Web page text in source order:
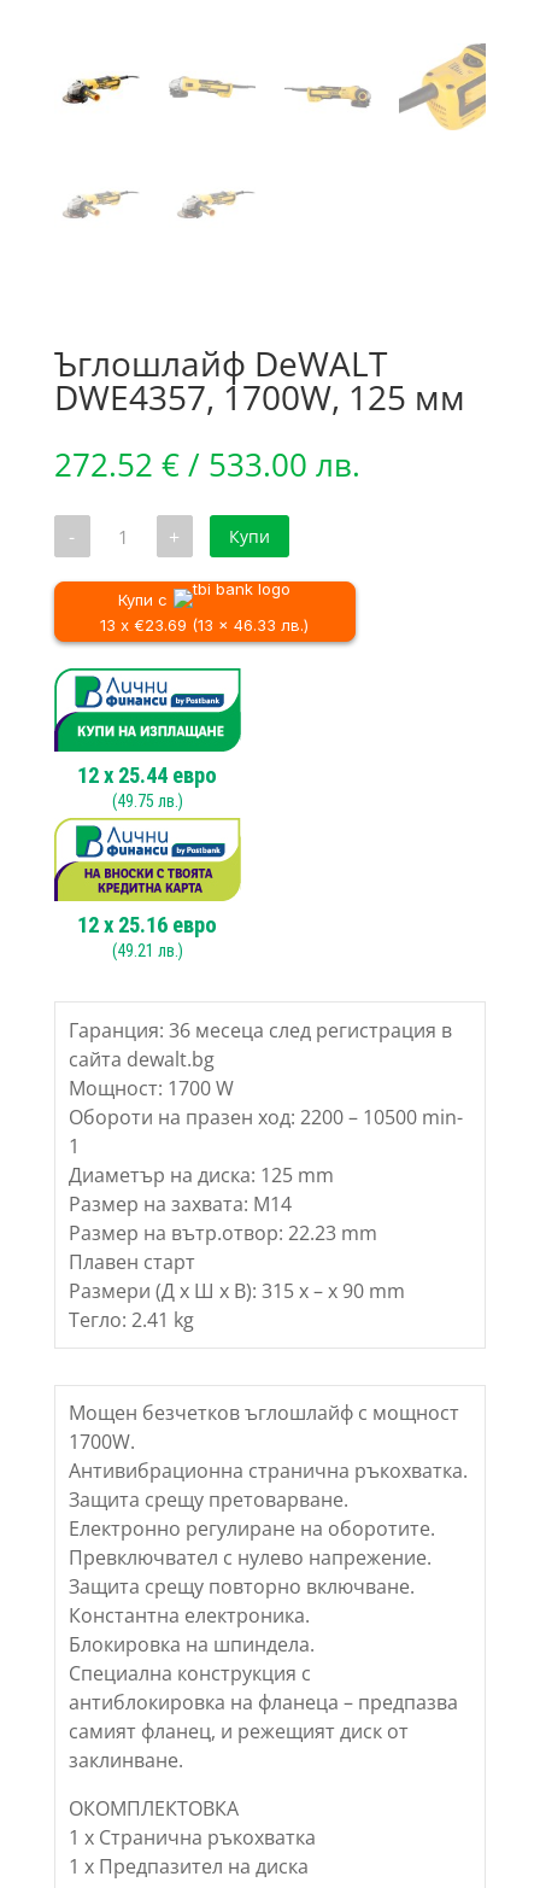
Ъглошлайф DeWALT
DWE4357, 1700W, 125 мм
272.52 €/ 533.00 лв.
- количество
Ъглошлайф
DeWALT
DWE4357,
1700W,
125
+ Купи
Купи с
13 x €23.69 (13 x 46.33 лв.)
12x 25.44 евро
(49.75 лв.)
12x 25.16 евро
(49.21 лв.)
Гаранция: 36 месеца след регистрация в
сайта dewalt.bg
Мощност: 1700 W
Обороти на празен ход: 2200 – 10500 min-
1
Диаметър на диска: 125 mm
Размер на захвата: M14
Размер на вътр.отвор: 22.23 mm
Плавен старт
Размери (Д х Ш х В): 315 x – x 90 mm
Тегло: 2.41 kg
Мощен безчетков ъглошлайф с мощност
1700W.
Антивибрационна странична ръкохватка.
Защита срещу претоварване.
Електронно регулиране на оборотите.
Превключвател с нулево напрежение.
Защита срещу повторно включване.
Константна електроника.
Блокировка на шпиндела.
Специална конструкция с
антиблокировка на фланеца – предпазва
самият фланец, и режещият диск от
заклинване.
ОКОМПЛЕКТОВКА
1 x Странична ръкохватка
1 x Предпазител на диска